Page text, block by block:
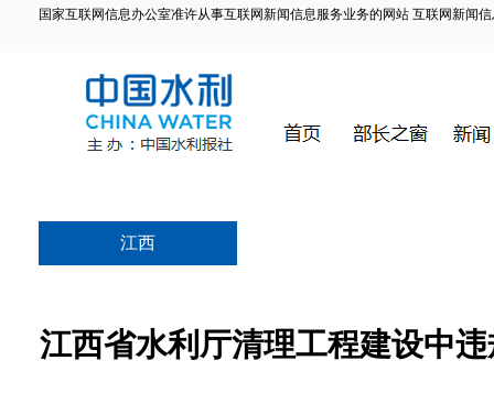
国家互联网信息办公室准许从事互联网新闻信息服务业务的网站 互联网新闻信
江西
江西省水利厅清理工程建设中